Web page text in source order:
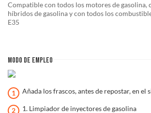
Compatible con todos los motores de gasolina,
híbridos de gasolina y con todos los
E35
MODO DE EMPLEO
Añada los frascos, antes de repostar, en el
1. Limpiador de inyectores de gasolina